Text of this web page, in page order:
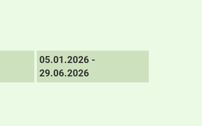
05.01.2026 -
29.06.2026